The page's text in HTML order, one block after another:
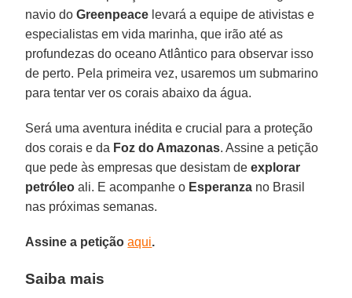
navio doGreenpeace levará a equipe de ativistas e
especialistas em vida marinha, que irão até as
profundezas do oceano Atlântico para observar isso
de perto. Pela primeira vez, usaremos um submarino
para tentar ver os corais abaixo da água.
Será uma aventura inédita e crucial para a proteção
dos corais e da Foz do Amazonas. Assine a petição
que pede às empresas que desistam deexplorar
petróleo ali. E acompanhe o Esperanza no Brasil
nas próximas semanas.
Assine a petiçãoaqui.
Saiba mais